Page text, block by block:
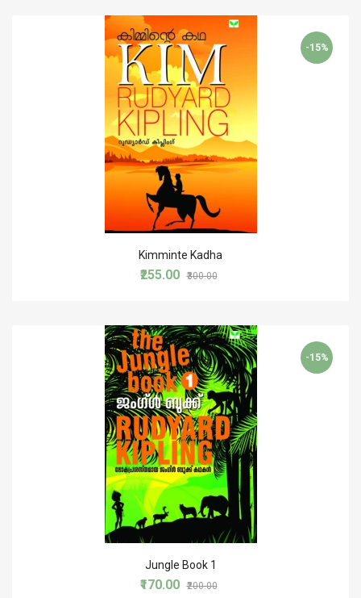
-15%
Kimminte Kadha
₹255.00 ₹300.00
-15%
Jungle Book 1
₹170.00 ₹200.00